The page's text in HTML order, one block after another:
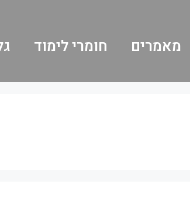
מאמרים חומרי לימוד